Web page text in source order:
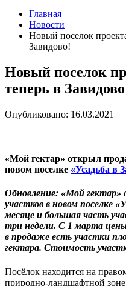
Главная
Новости
Новый поселок
Завидово!
Новый поселок
теперь в
Опубликовано: 16.03.2021
«Мой гектар» открыл
новом поселке «Усадьба в
Обновление: «Мой
участков в новом поселке
месяце и большая часть
три недели. С 1 марта
в продаже есть участки
гектара. Стоимость
Посёлок находится на
природно-ландшафтной